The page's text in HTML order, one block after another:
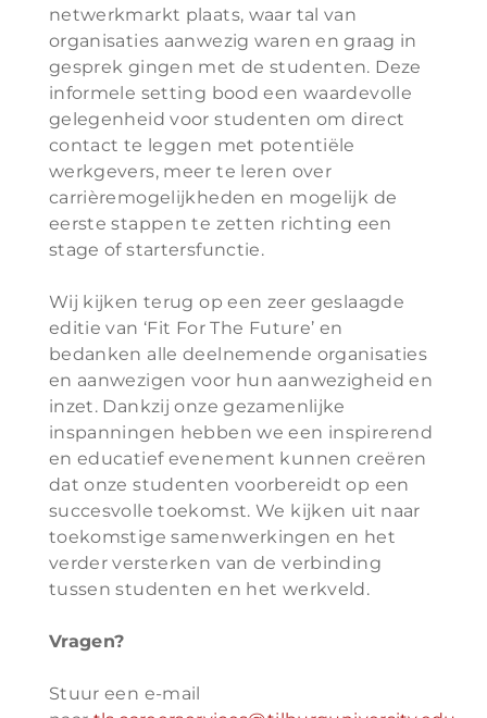
netwerkmarkt plaats, waar tal van
organisaties aanwezig waren en graag in
gesprek gingen met de studenten. Deze
informele setting bood een waardevolle
gelegenheid voor studenten om direct
contact te leggen met potentiële
werkgevers, meer te leren over
carrièremogelijkheden en mogelijk de
eerste stappen te zetten richting een
stage of startersfunctie.
Wij kijken terug op een zeer geslaagde
editie van ‘Fit For The Future’ en
bedanken alle deelnemende organisaties
en aanwezigen voor hun aanwezigheid en
inzet. Dankzij onze gezamenlijke
inspanningen hebben we een inspirerend
en educatief evenement kunnen creëren
dat onze studenten voorbereidt op een
succesvolle toekomst. We kijken uit naar
toekomstige samenwerkingen en het
verder versterken van de verbinding
tussen studenten en het werkveld.
Vragen?
Stuur een e-mail